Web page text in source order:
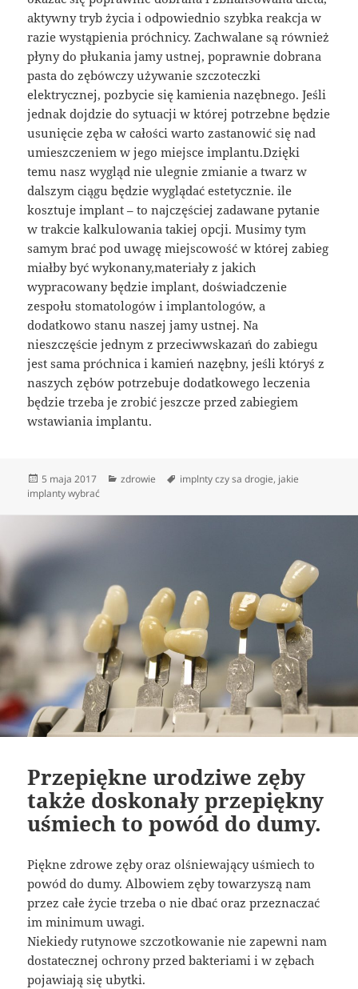
aktywny tryb życia i odpowiednio szybka reakcja w
razie wystąpienia próchnicy. Zachwalane są również
płyny do płukania jamy ustnej, poprawnie dobrana
pasta do zębówczy używanie szczoteczki
elektrycznej, pozbycie się kamienia nazębnego. Jeśli
jednak dojdzie do sytuacji w której potrzebne będzie
usunięcie zęba w całości warto zastanowić się nad
umieszczeniem w jego miejsce implantu.Dzięki
temu nasz wygląd nie ulegnie zmianie a twarz w
dalszym ciągu będzie wyglądać estetycznie. ile
kosztuje implant – to najczęściej zadawane pytanie
w trakcie kalkulowania takiej opcji. Musimy tym
samym brać pod uwagę miejscowość w której zabieg
miałby być wykonany,materiały z jakich
wypracowany będzie implant, doświadczenie
zespołu stomatologów i implantologów, a
dodatkowo stanu naszej jamy ustnej. Na
nieszczęście jednym z przeciwwskazań do zabiegu
jest sama próchnica i kamień nazębny, jeśli któryś z
naszych zębów potrzebuje dodatkowego leczenia
będzie trzeba je zrobić jeszcze przed zabiegiem
wstawiania implantu.
Data
publikacji
5 maja 2017 Kategorie
zdrowie Tagi
implnty czy sa drogie, jakie
implanty wybrać
Przepiękne urodziwe zęby
także doskonały przepiękny
uśmiech to powód do dumy.
Piękne zdrowe zęby oraz olśniewający uśmiech to
powód do dumy. Albowiem zęby towarzyszą nam
przez całe życie trzeba o nie dbać oraz przeznaczać
im minimum uwagi.
Niekiedy rutynowe szczotkowanie nie zapewni nam
dostatecznej ochrony przed bakteriami i w zębach
pojawiają się ubytki.